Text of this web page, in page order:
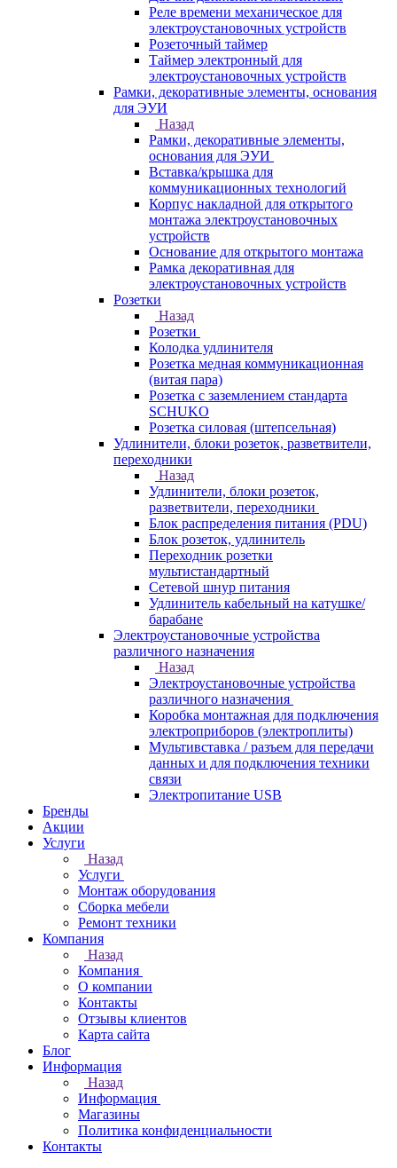
Реле времени механическое для
электроустановочных устройств
Розеточный таймер
Таймер электронный для
электроустановочных устройств
Рамки, декоративные элементы, основания
для ЭУИ
Назад
Рамки, декоративные элементы,
основания для ЭУИ
Вставка/крышка для
коммуникационных технологий
Корпус накладной для открытого
монтажа электроустановочных
устройств
Основание для открытого монтажа
Рамка декоративная для
электроустановочных устройств
Розетки
Назад
Розетки
Колодка удлинителя
Розетка медная коммуникационная
(витая пара)
Розетка с заземлением стандарта
SCHUKO
Розетка силовая (штепсельная)
Удлинители, блоки розеток, разветвители,
переходники
Назад
Удлинители, блоки розеток,
разветвители, переходники
Блок распределения питания (PDU)
Блок розеток, удлинитель
Переходник розетки
мультистандартный
Сетевой шнур питания
Удлинитель кабельный на катушке/
барабане
Электроустановочные устройства
различного назначения
Назад
Электроустановочные устройства
различного назначения
Коробка монтажная для подключения
электроприборов (электроплиты)
Мультивставка / разъем для передачи
данных и для подключения техники
связи
Электропитание USB
Бренды
Акции
Услуги
Назад
Услуги
Монтаж оборудования
Сборка мебели
Ремонт техники
Компания
Назад
Компания
О компании
Контакты
Отзывы клиентов
Карта сайта
Блог
Информация
Назад
Информация
Магазины
Политика конфиденциальности
Контакты